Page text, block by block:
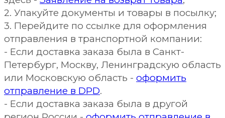
2. Упакуйте документы и товары в посылку;
3. Перейдите по ссылке для оформления
отправления в транспортной компании:
- Если доставка заказа была в Санкт-
Петербург, Москву, Ленинградскую область
или Московскую область - оформить
отправление в DPD.
- Если доставка заказа была в другой